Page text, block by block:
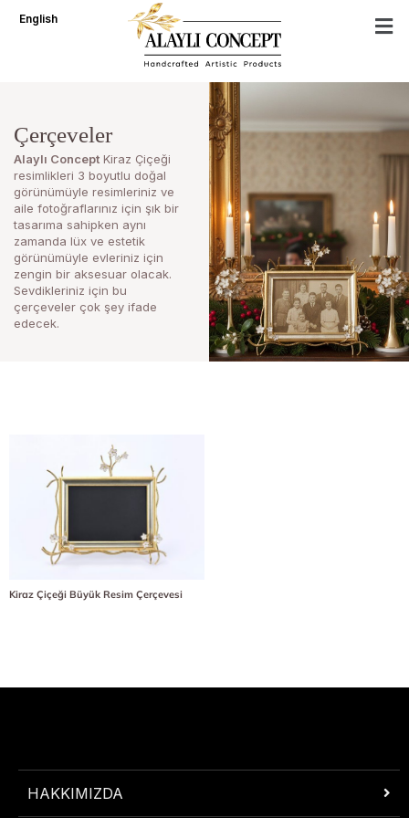
English
Çerçeveler
Alaylı Concept Kiraz Çiçeği
resimlikleri 3 boyutlu doğal
görünümüyle resimleriniz ve
aile fotoğraflarınız için şık bir
tasarıma sahipken aynı
zamanda lüx ve estetik
görünümüyle evleriniz için
zengin bir aksesuar olacak.
Sevdikleriniz için bu
çerçeveler çok şey ifade
edecek.
Kiraz Çiçeği Büyük Resim Çerçevesi
HAKKIMIZDA